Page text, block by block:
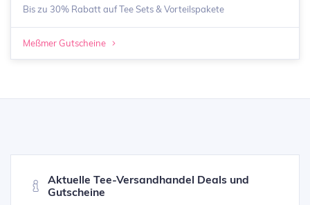
Bis zu 30% Rabatt auf Tee Sets & Vorteilspakete
Meßmer Gutscheine
Aktuelle Tee-Versandhandel Deals und
Gutscheine